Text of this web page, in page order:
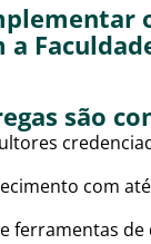
a
são
com
ferramentas de